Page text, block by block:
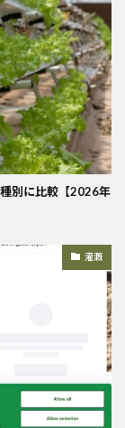
別に比較【2026年
灌漑